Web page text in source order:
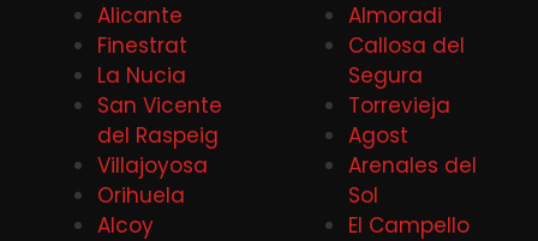
Alicante
Finestrat
La Nucia
San Vicente
del Raspeig
Villajoyosa
Orihuela
Alcoy
Almoradi
Callosa del
Segura
Torrevieja
Agost
Arenales del
Sol
El Campello